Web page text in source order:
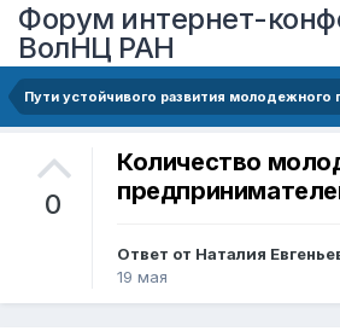
Форум интернет-
ВолНЦ РАН
0
Количество
Ответ от Наталия
19 мая